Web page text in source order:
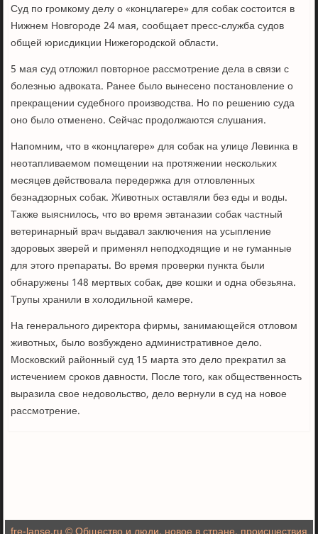
Суд по громкому делу о «концлагере» для собак состоится в
Нижнем Новгороде 24 мая, сообщает пресс-служба судов
общей юрисдикции Нижегородской области.
5 мая суд отложил повторное рассмотрение дела в связи с
болезнью адвоката. Ранее было вынесено постановление о
прекращении судебного производства. Но по решению суда
оно было отменено. Сейчас продолжаются слушания.
Напомним, что в «концлагере» для собак на улице Левинка в
неотапливаемом помещении на протяжении нескольких
месяцев действовала передержка для отловленных
безнадзорных собак. Животных оставляли без еды и воды.
Также выяснилось, что во время эвтаназии собак частный
ветеринарный врач выдавал заключения на усыпление
здоровых зверей и применял неподходящие и не гуманные
для этого препараты. Во время проверки пункта были
обнаружены 148 мертвых собак, две кошки и одна обезьяна.
Трупы хранили в холодильной камере.
На генерального директора фирмы, занимающейся отловом
животных, было возбуждено административное дело.
Московский районный суд 15 марта это дело прекратил за
истечением сроков давности. После того, как общественность
выразила свое недовольство, дело вернули в суд на новое
рассмотрение.